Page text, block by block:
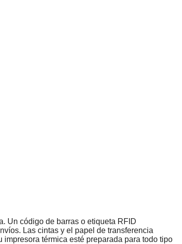
Un código de barras o etiqueta RFID
Las cintas y el papel de transferencia
térmica esté preparada para todo tipo